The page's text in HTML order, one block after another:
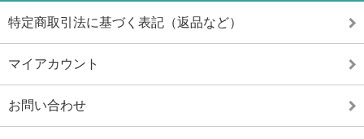
特定商取引法に基づく表記（返品など）
マイアカウント
お問い合わせ